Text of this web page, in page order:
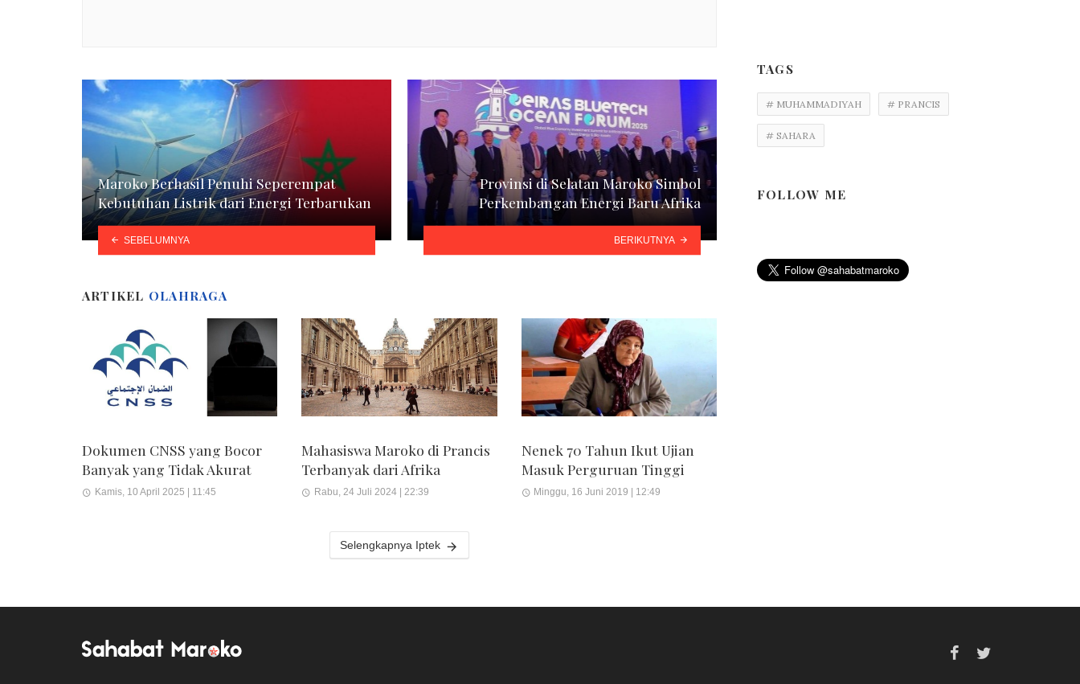
Maroko Berhasil Penuhi Seperempat
Kebutuhan Listrik dari Energi Terbarukan
SEBELUMNYA
Provinsi di Selatan Maroko Simbol
Perkembangan Energi Baru Afrika
BERIKUTNYA
ARTIKEL OLAHRAGA
Dokumen CNSS yang Bocor
Banyak yang Tidak Akurat
Kamis, 10 April 2025 | 11:45
Mahasiswa Maroko di Prancis
Terbanyak dari Afrika
Rabu, 24 Juli 2024 | 22:39
Nenek 70 Tahun Ikut Ujian
Masuk Perguruan Tinggi
Minggu, 16 Juni 2019 | 12:49
Selengkapnya Iptek
TAGS
# MUHAMMADIYAH # PRANCIS
# SAHARA
FOLLOW ME